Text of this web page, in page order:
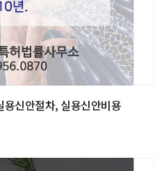
신안절차, 실용신안비용